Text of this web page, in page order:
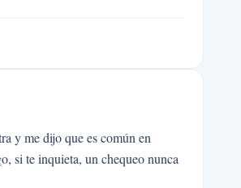
y me dijo que es común en
si te inquieta, un chequeo nunca